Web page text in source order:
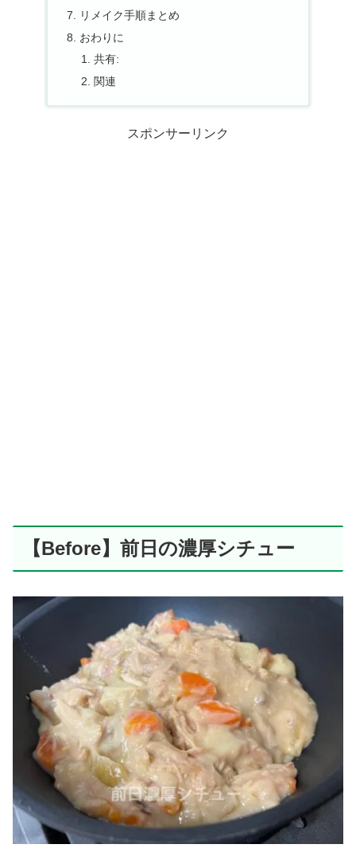
リメイク手順まとめ
おわりに
共有:
関連
スポンサーリンク
【Before】前日の濃厚シチュー